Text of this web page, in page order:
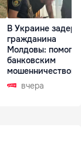
В Украине
гражданина
Молдовы:
банковским
мошенничеством
Чехиивчера